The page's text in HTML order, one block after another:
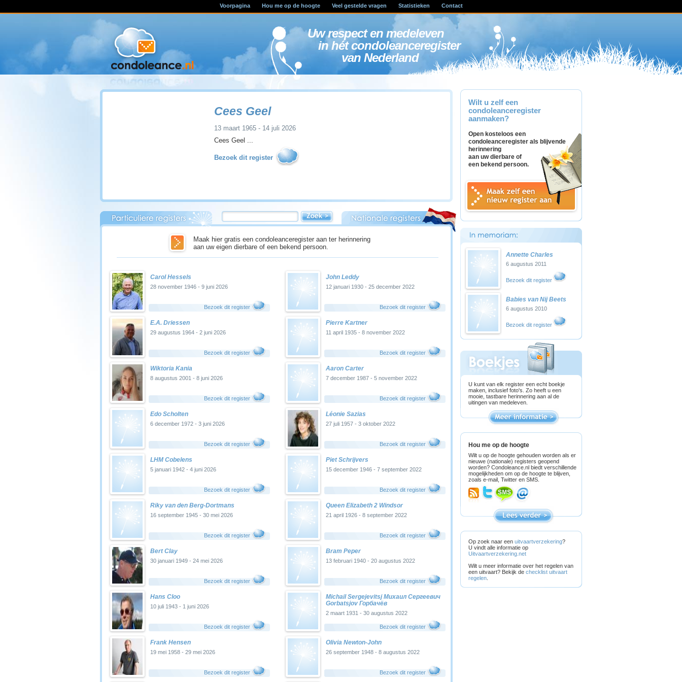
Voorpagina Hou me op de hoogte Veel gestelde vragen Statistieken Contact
Uw respect en medeleven
in hét condoleanceregister
van Nederland
Cees Geel
13 maart 1965 - 14 juli 2026
Cees Geel ...
Bezoek dit register
Maak hier gratis een condoleanceregister aan ter herinnering
aan uw eigen dierbare of een bekend persoon.
Carol Hessels
28 november 1946 - 9 juni 2026
Bezoek dit register
E.A. Driessen
29 augustus 1964 - 2 juni 2026
Bezoek dit register
Wiktoria Kania
8 augustus 2001 - 8 juni 2026
Bezoek dit register
Edo Scholten
6 december 1972 - 3 juni 2026
Bezoek dit register
LHM Cobelens
5 januari 1942 - 4 juni 2026
Bezoek dit register
Riky van den Berg-Dortmans
16 september 1945 - 30 mei 2026
Bezoek dit register
Bert Clay
30 januari 1949 - 24 mei 2026
Bezoek dit register
Hans Cloo
10 juli 1943 - 1 juni 2026
Bezoek dit register
Frank Hensen
19 mei 1958 - 29 mei 2026
Bezoek dit register
John Leddy
12 januari 1930 - 25 december 2022
Bezoek dit register
Pierre Kartner
11 april 1935 - 8 november 2022
Bezoek dit register
Aaron Carter
7 december 1987 - 5 november 2022
Bezoek dit register
Léonie Sazias
27 juli 1957 - 3 oktober 2022
Bezoek dit register
Piet Schrijvers
15 december 1946 - 7 september 2022
Bezoek dit register
Queen Elizabeth 2 Windsor
21 april 1926 - 8 september 2022
Bezoek dit register
Bram Peper
13 februari 1940 - 20 augustus 2022
Bezoek dit register
Michail Sergejevitsj Михаил Сергеевич
Gorbatsjov Горбачёв
2 maart 1931 - 30 augustus 2022
Bezoek dit register
Olivia Newton-John
26 september 1948 - 8 augustus 2022
Bezoek dit register
Wilt u zelf een
condoleanceregister
aanmaken?
Open kosteloos een
condoleanceregister als blijvende
herinnering
aan uw dierbare of
een bekend persoon.
Annette Charles
6 augustus 2011
Bezoek dit register
Babies van Nij Beets
6 augustus 2010
Bezoek dit register
U kunt van elk register een echt boekje
maken, inclusief foto's. Zo heeft u een
mooie, tastbare herinnering aan al de
uitingen van medeleven.
Hou me op de hoogte
Wilt u op de hoogte gehouden worden als er
nieuwe (nationale) registers geopend
worden? Condoleance.nl biedt verschillende
mogelijkheden om op de hoogte te blijven,
zoals e-mail, Twitter en SMS.
Op zoek naar een uitvaartverzekering?
U vindt alle informatie op
Uitvaartverzekering.net
Wilt u meer informatie over het regelen van
een uitvaart? Bekijk de checklist uitvaart
regelen